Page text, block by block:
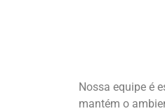
Nossa equipe é
mantém o